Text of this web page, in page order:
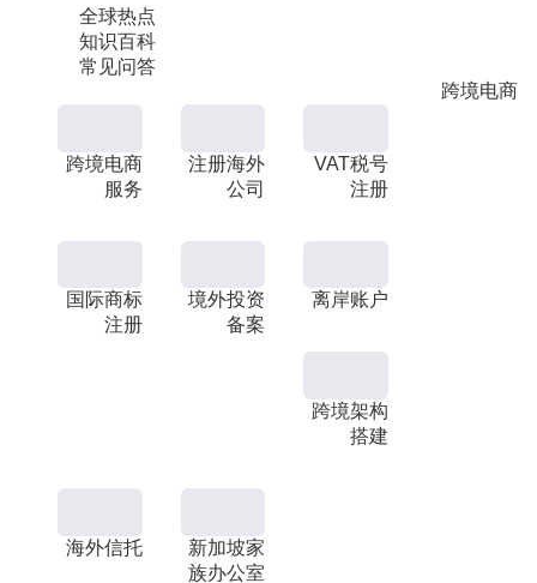
全球热点
知识百科
常见问答
跨境电商
跨境电商
服务
注册海外
公司
VAT税号
注册
国际商标
注册
境外投资
备案
离岸账户
跨境架构
搭建
海外信托
新加坡家
族办公室